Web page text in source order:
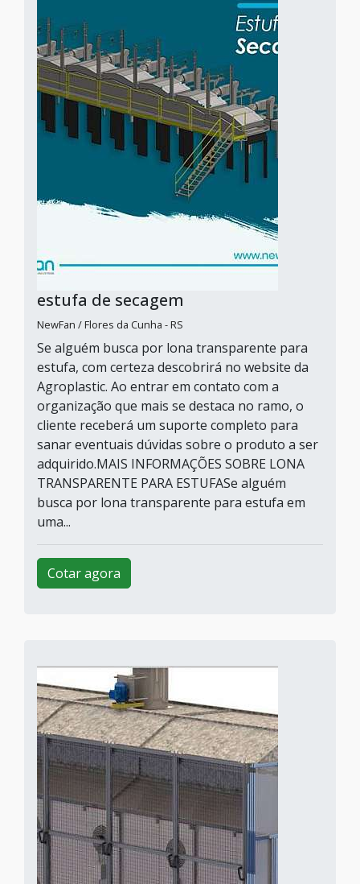
estufa de secagem
NewFan / Flores da Cunha - RS
Se alguém busca por lona transparente para
estufa, com certeza descobrirá no website da
Agroplastic. Ao entrar em contato com a
organização que mais se destaca no ramo, o
cliente receberá um suporte completo para
sanar eventuais dúvidas sobre o produto a ser
adquirido.MAIS INFORMAÇÕES SOBRE LONA
TRANSPARENTE PARA ESTUFASe alguém
busca por lona transparente para estufa em
uma...
Cotar agora